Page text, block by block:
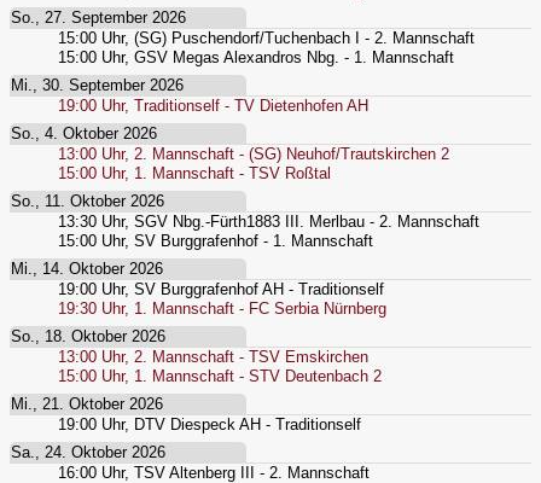
So., 27. September 2026
15:00 Uhr, (SG) Puschendorf/Tuchenbach I - 2. Mannschaft
15:00 Uhr, GSV Megas Alexandros Nbg. - 1. Mannschaft
Mi., 30. September 2026
19:00 Uhr, Traditionself - TV Dietenhofen AH
So., 4. Oktober 2026
13:00 Uhr, 2. Mannschaft - (SG) Neuhof/Trautskirchen 2
15:00 Uhr, 1. Mannschaft - TSV Roßtal
So., 11. Oktober 2026
13:30 Uhr, SGV Nbg.-Fürth1883 III. Merlbau - 2. Mannschaft
15:00 Uhr, SV Burggrafenhof - 1. Mannschaft
Mi., 14. Oktober 2026
19:00 Uhr, SV Burggrafenhof AH - Traditionself
19:30 Uhr, 1. Mannschaft - FC Serbia Nürnberg
So., 18. Oktober 2026
13:00 Uhr, 2. Mannschaft - TSV Emskirchen
15:00 Uhr, 1. Mannschaft - STV Deutenbach 2
Mi., 21. Oktober 2026
19:00 Uhr, DTV Diespeck AH - Traditionself
Sa., 24. Oktober 2026
16:00 Uhr, TSV Altenberg III - 2. Mannschaft